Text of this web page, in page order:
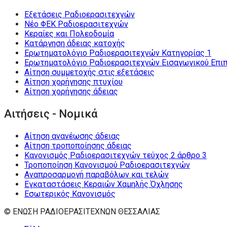
Εξετάσεις Ραδιοερασιτεχνών
Νέο ΦΕΚ Ραδιοερασιτεχνών
Κεραίες και Πολεοδομία
Κατάργηση άδειας κατοχής
Ερωτηματολόγιο Ραδιοερασιτεχνών Κατηγορίας 1
Ερωτηματολόγιο Ραδιοερασιτεχνών Εισαγωγικού
Αίτηση συμμετοχής στις εξετάσεις
Αίτηση χορήγησης πτυχίου
Αίτηση χορήγησης άδειας
Αιτήσεις - Νομικά
Αίτηση ανανέωσης άδειας
Αίτηση τροποποίησης άδειας
Κανονισμός Ραδιοερασιτεχνών τεύχος 2 άρθρο 3
Τροποποίηση Κανονισμού Ραδιοερασιτεχνών
Αναπροσαρμογή παραβόλων και τελών
Εγκαταστάσεις Κεραιών Χαμηλής Όχλησης
Εσωτερικός Κανονισμός
© ΕΝΩΣΗ ΡΑΔΙΟΕΡΑΣΙΤΕΧΝΩΝ ΘΕΣΣΑΛΙΑΣ